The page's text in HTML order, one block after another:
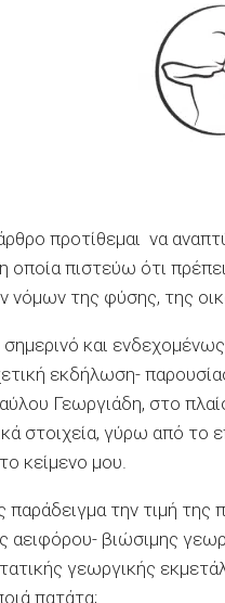
προτίθεμαι να
οποία πιστεύω ότι
της φύσης, της
και
εκδήλωση-
Γεωργιάδη, στο
στοιχεία, γύρω από το
κείμενο μου.
παράδειγμα την τιμή
αειφόρου- βιώσιμης
γεωργικής
πατάτα;